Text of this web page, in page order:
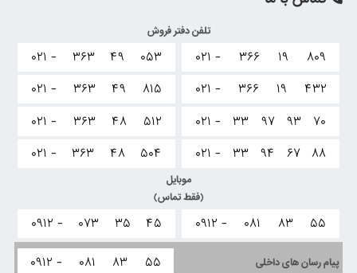
تلفن دفتر فروش
۰۲۱ - ۳۶۶ ۱۹
۸۰۹
۰۲۱ -
۳۶۶ ۱۹
۴۳۲
۰۲۱ -
۳۳ ۹۷ ۹۳
۷۰
۰۲۱ -
۳۳ ۹۴ ۶۷ ۸۸
۰۲۱ - ۳۶۳ ۴۹
۰۵۳
۰۲۱ -
۳۶۳ ۴۹
۸۱۵
۰۲۱ -
۳۶۳ ۴۸
۵۱۲
۰۲۱ -
۳۶۳ ۴۸ ۵۰۴
موبایل
(فقط تماس)
۰۹۱۲ - ۰۸۱ ۸۳ ۵۵ ۰۹۱۲ - ۰۷۳ ۳۵ ۴۵
پیام رسان های داخلی ۰۹۱۲ - ۰۸۱ ۸۳ ۵۵